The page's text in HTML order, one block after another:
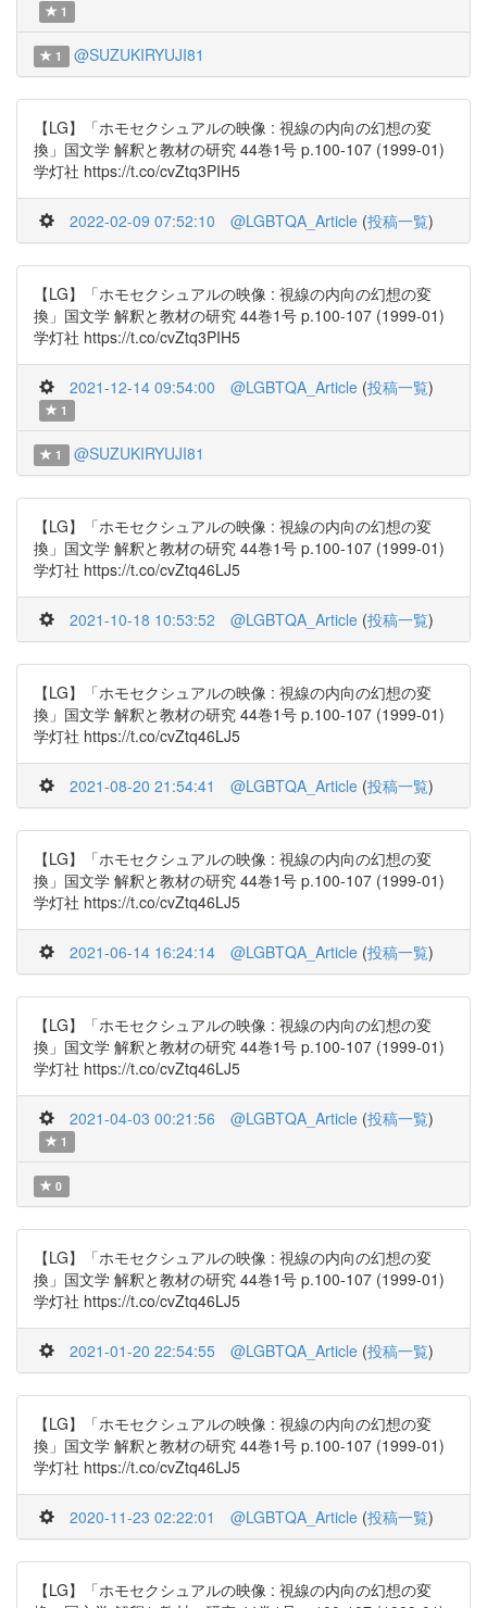
1
1 @SUZUKIRYUJI81
【LG】「ホモセクシュアルの映像 : 視線の内向の幻想の変
換」国文学 解釈と教材の研究 44巻1号 p.100-107 (1999-01)
学灯社 https://t.co/cvZtq3PIH5
2022-02-09 07:52:10 @LGBTQA_Article (投稿一覧)
【LG】「ホモセクシュアルの映像 : 視線の内向の幻想の変
換」国文学 解釈と教材の研究 44巻1号 p.100-107 (1999-01)
学灯社 https://t.co/cvZtq3PIH5
2021-12-14 09:54:00 @LGBTQA_Article (投稿一覧)
1
1 @SUZUKIRYUJI81
【LG】「ホモセクシュアルの映像 : 視線の内向の幻想の変
換」国文学 解釈と教材の研究 44巻1号 p.100-107 (1999-01)
学灯社 https://t.co/cvZtq46LJ5
2021-10-18 10:53:52 @LGBTQA_Article (投稿一覧)
【LG】「ホモセクシュアルの映像 : 視線の内向の幻想の変
換」国文学 解釈と教材の研究 44巻1号 p.100-107 (1999-01)
学灯社 https://t.co/cvZtq46LJ5
2021-08-20 21:54:41 @LGBTQA_Article (投稿一覧)
【LG】「ホモセクシュアルの映像 : 視線の内向の幻想の変
換」国文学 解釈と教材の研究 44巻1号 p.100-107 (1999-01)
学灯社 https://t.co/cvZtq46LJ5
2021-06-14 16:24:14 @LGBTQA_Article (投稿一覧)
【LG】「ホモセクシュアルの映像 : 視線の内向の幻想の変
換」国文学 解釈と教材の研究 44巻1号 p.100-107 (1999-01)
学灯社 https://t.co/cvZtq46LJ5
2021-04-03 00:21:56 @LGBTQA_Article (投稿一覧)
1
0
【LG】「ホモセクシュアルの映像 : 視線の内向の幻想の変
換」国文学 解釈と教材の研究 44巻1号 p.100-107 (1999-01)
学灯社 https://t.co/cvZtq46LJ5
2021-01-20 22:54:55 @LGBTQA_Article (投稿一覧)
【LG】「ホモセクシュアルの映像 : 視線の内向の幻想の変
換」国文学 解釈と教材の研究 44巻1号 p.100-107 (1999-01)
学灯社 https://t.co/cvZtq46LJ5
2020-11-23 02:22:01 @LGBTQA_Article (投稿一覧)
【LG】「ホモセクシュアルの映像 : 視線の内向の幻想の変